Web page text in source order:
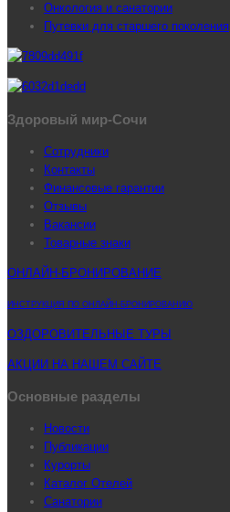
Онкология и санатории
Путевки для старшего поколения
Здоровый мир-Сочи
Сотрудники
Контакты
Финансовые гарантии
Отзывы
Вакансии
Товарные знаки
ОНЛАЙН-БРОНИРОВАНИЕ
ИНСТРУКЦИЯ ПО ОНЛАЙН-БРОНИРОВАНИЮ
ОЗДОРОВИТЕЛЬНЫЕ ТУРЫ
АКЦИИ НА НАШЕМ САЙТЕ
Основные разделы
Новости
Публикации
Курорты
Каталог Отелей
Санатории